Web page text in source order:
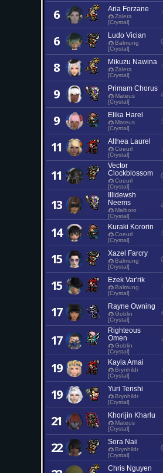
6 Aria Forzane
Zalera
[Crystal]
6 Ludo Vician
Balmung
[Crystal]
8 Mikuzu Nawina
Zalera
[Crystal]
9 Primam Chorus
Mateus
[Crystal]
9 Elika Harel
Mateus
[Crystal]
11 Althea Laurel
Coeurl
[Crystal]
11
Vector
Clockblossom
Coeurl
[Crystal]
13
Illidewsh
Neems
Malboro
[Crystal]
14 Kuraki Kororin
Coeurl
[Crystal]
15 Xazel Farcry
Balmung
[Crystal]
15 Ezek Var'rik
Balmung
[Crystal]
17 Rayne Owning
Goblin
[Crystal]
17
Righteous
Omen
Goblin
[Crystal]
19 Kayla Amai
Brynhildr
[Crystal]
19 Yuri Tenshi
Brynhildr
[Crystal]
21 Khorijin Kharlu
Mateus
[Crystal]
22 Sora Naii
Brynhildr
[Crystal]
Chris Nguyen